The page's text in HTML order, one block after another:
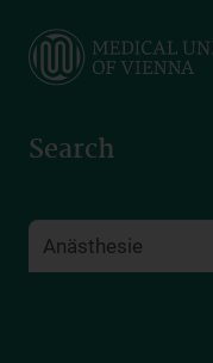
main
Search